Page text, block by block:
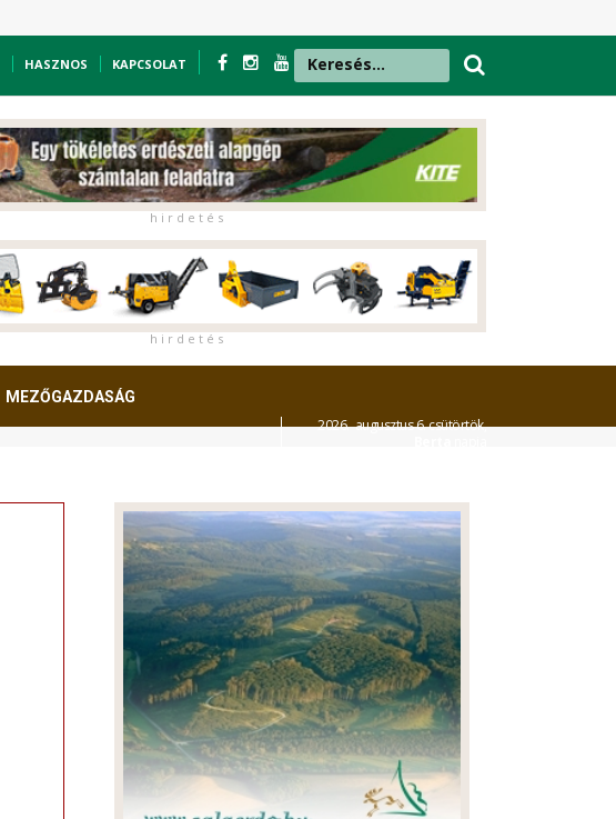
HASZNOS KAPCSOLAT
h i r d e t é s
h i r d e t é s
MEZŐGAZDASÁG
2026. augusztus 6. csütörtök,